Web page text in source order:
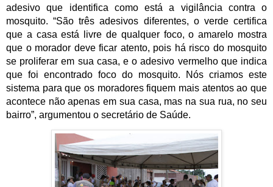
adesivo que identifica como está a vigilância contra o
mosquito. “São três adesivos diferentes, o verde certifica
que a casa está livre de qualquer foco, o amarelo mostra
que o morador deve ficar atento, pois há risco do mosquito
se proliferar em sua casa, e o adesivo vermelho que indica
que foi encontrado foco do mosquito. Nós criamos este
sistema para que os moradores fiquem mais atentos ao que
acontece não apenas em sua casa, mas na sua rua, no seu
bairro”, argumentou o secretário de Saúde.